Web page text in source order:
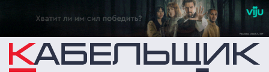
Перейти к основному содержанию